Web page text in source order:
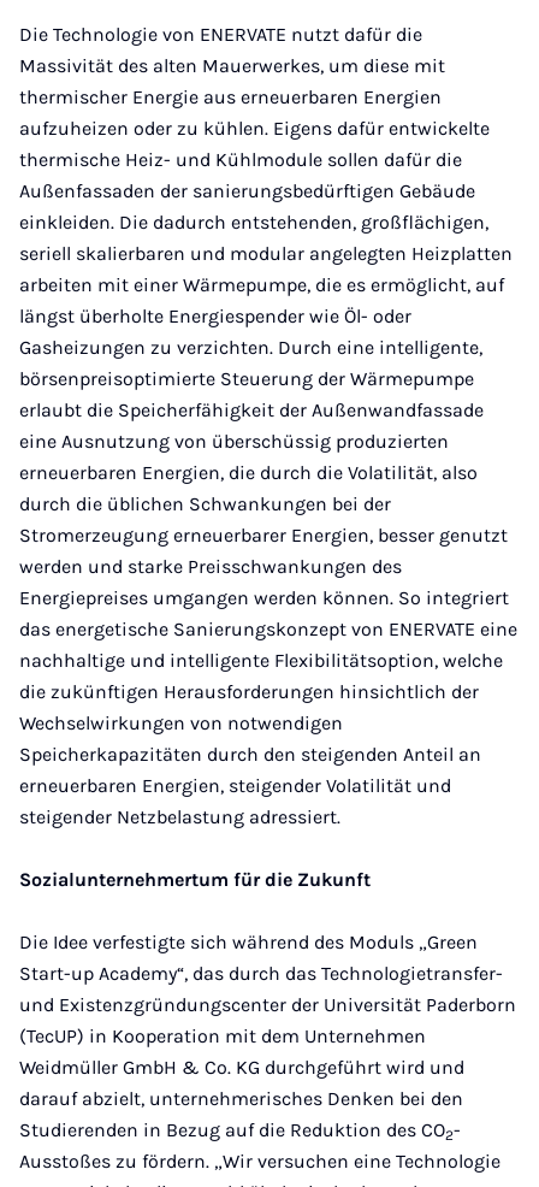
Die Technologie von ENERVATE nutzt dafür die
Massivität des alten Mauerwerkes, um diese mit
thermischer Energie aus erneuerbaren Energien
aufzuheizen oder zu kühlen. Eigens dafür entwickelte
thermische Heiz- und Kühlmodule sollen dafür die
Außenfassaden der sanierungsbedürftigen Gebäude
einkleiden. Die dadurch entstehenden, großflächigen,
seriell skalierbaren und modular angelegten Heizplatten
arbeiten mit einer Wärmepumpe, die es ermöglicht, auf
längst überholte Energiespender wie Öl- oder
Gasheizungen zu verzichten. Durch eine intelligente,
börsenpreisoptimierte Steuerung der Wärmepumpe
erlaubt die Speicherfähigkeit der Außenwandfassade
eine Ausnutzung von überschüssig produzierten
erneuerbaren Energien, die durch die Volatilität, also
durch die üblichen Schwankungen bei der
Stromerzeugung erneuerbarer Energien, besser genutzt
werden und starke Preisschwankungen des
Energiepreises umgangen werden können. So integriert
das energetische Sanierungskonzept von ENERVATE eine
nachhaltige und intelligente Flexibilitätsoption, welche
die zukünftigen Herausforderungen hinsichtlich der
Wechselwirkungen von notwendigen
Speicherkapazitäten durch den steigenden Anteil an
erneuerbaren Energien, steigender Volatilität und
steigender Netzbelastung adressiert.
Sozialunternehmertum für die Zukunft
Die Idee verfestigte sich während des Moduls „Green
Start-up Academy“, das durch das Technologietransfer-
und Existenzgründungscenter der Universität Paderborn
(TecUP) in Kooperation mit dem Unternehmen
Weidmüller GmbH & Co. KG durchgeführt wird und
darauf abzielt, unternehmerisches Denken bei den
Studierenden in Bezug auf die Reduktion des CO2-
Ausstoßes zu fördern. „Wir versuchen eine Technologie